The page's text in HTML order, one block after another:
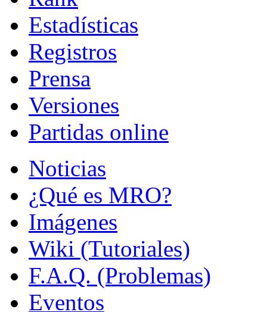
Estadísticas
Registros
Prensa
Versiones
Partidas online
Noticias
¿Qué es MRO?
Imágenes
Wiki (Tutoriales)
F.A.Q. (Problemas)
Eventos